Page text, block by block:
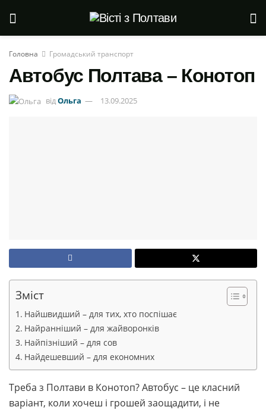
Головна Громадський транспорт
Автобус Полтава – Конотоп
відОльга 13.09.2025
Зміст
Найшвидший – для тих, хто поспішає
Найранніший – для жайворонків
Найпізніший – для сов
Найдешевший – для економних
Треба з Полтави в Конотоп? Автобус – це класний
варіант, коли хочеш і грошей заощадити, і не